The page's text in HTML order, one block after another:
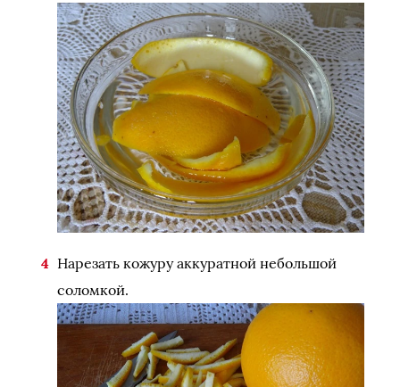
Нарезать кожуру аккуратной небольшой
соломкой.